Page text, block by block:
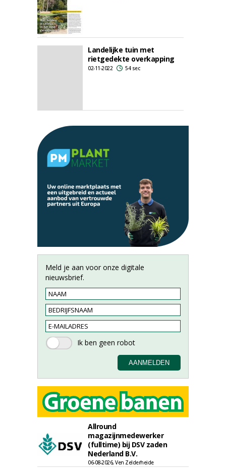
Landelijke tuin met
rietgedekte overkapping
02-11-2022 54 sec
Meld je aan voor onze digitale
nieuwsbrief.
Allround
magazijnmedewerker
(fulltime) bij DSV zaden
Nederland B.V.
06-08-2026, Ven Zelderheide